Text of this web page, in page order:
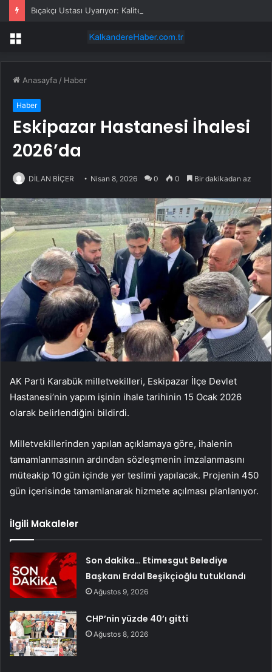
Bıçakçı Ustası Uyarıyor: Kaliteli Bıçak Alın!
Menü
Anasayfa / Haber
Haber
Eskipazar Hastanesi İhalesi
2026’da
DİLAN BİÇER Nisan 8, 2026 0 0 Bir dakikadan az
AK Parti Karabük milletvekilleri, Eskipazar İlçe Devlet
Hastanesi’nin yapım işinin ihale tarihinin 15 Ocak 2026
olarak belirlendiğini bildirdi.
Milletvekillerinden yapılan açıklamaya göre, ihalenin
tamamlanmasının ardından sözleşmenin imzalanmasını
müteakip 10 gün içinde yer teslimi yapılacak. Projenin 450
gün içerisinde tamamlanarak hizmete açılması planlanıyor.
İlgili Makaleler
Son dakika… Etimesgut Belediye
Başkanı Erdal Beşikçioğlu tutuklandı
Ağustos 9, 2026
CHP’nin yüzde 40’ı gitti
Ağustos 8, 2026